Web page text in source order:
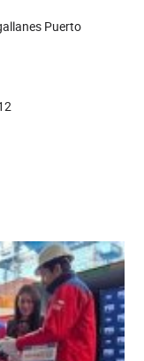
Puerto